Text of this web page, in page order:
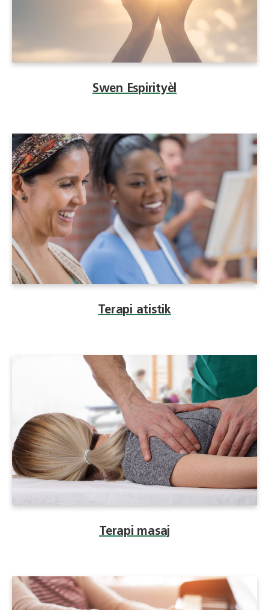
Swen Espirityèl
Terapi atistik
Terapi masaj